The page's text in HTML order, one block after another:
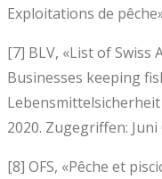
Exploitations de
[7] BLV, «List of Swiss
Businesses keeping
2020. Zugegriffen: Juni
[8] OFS, «Pêche et